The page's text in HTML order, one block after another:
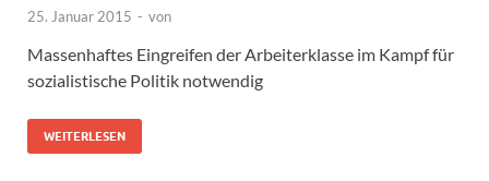
25. Januar 2015 - von
Massenhaftes Eingreifen der Arbeiterklasse im Kampf für
sozialistische Politik notwendig
WEITERLESEN